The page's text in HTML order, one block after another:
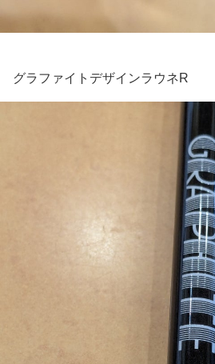
グラファイトデザインラウネR